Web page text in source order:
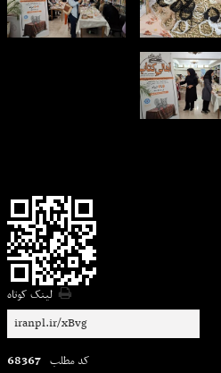
لینک کوتاه
کد مطلب 68367